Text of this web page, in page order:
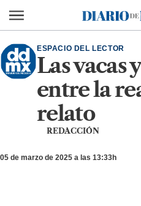
Diario de México
ESPACIO DEL LECTOR
Las vacas
entre la
relato
REDACCIÓN
05 de marzo de 2025 a las 13:33h